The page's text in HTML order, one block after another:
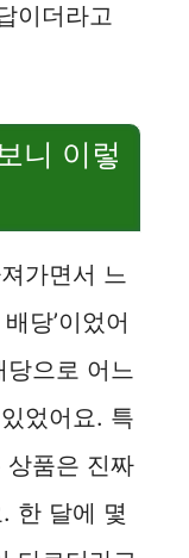
이더라고
니 이렇
가면서 느
당’이었어
으로 어느
었어요. 특
상품은 진짜
한 달에 몇